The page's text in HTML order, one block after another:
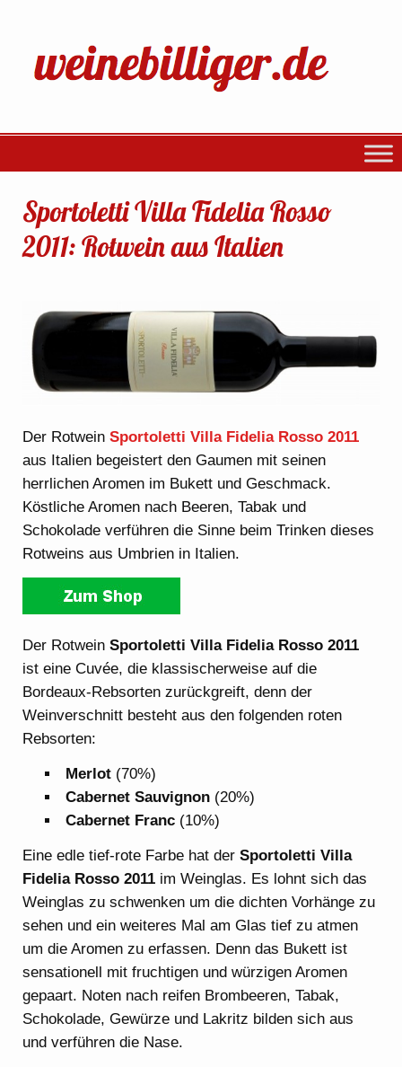
Sportoletti Villa Fidelia Rosso
2011: Rotwein aus Italien
Der RotweinSportoletti Villa Fidelia Rosso 2011
aus Italien begeistert den Gaumen mit seinen
herrlichen Aromen im Bukett und Geschmack.
Köstliche Aromen nach Beeren, Tabak und
Schokolade verführen die Sinne beim Trinken dieses
Rotweins aus Umbrien in Italien.
Der RotweinSportoletti Villa Fidelia Rosso 2011
ist eine Cuvée, die klassischerweise auf die
Bordeaux-Rebsorten zurückgreift, denn der
Weinverschnitt besteht aus den folgenden roten
Rebsorten:
Merlot (70%)
Cabernet Sauvignon (20%)
Cabernet Franc (10%)
Eine edle tief-rote Farbe hat derSportoletti Villa
Fidelia Rosso 2011 im Weinglas. Es lohnt sich das
Weinglas zu schwenken um die dichten Vorhänge zu
sehen und ein weiteres Mal am Glas tief zu atmen
um die Aromen zu erfassen. Denn das Bukett ist
sensationell mit fruchtigen und würzigen Aromen
gepaart. Noten nach reifen Brombeeren, Tabak,
Schokolade, Gewürze und Lakritz bilden sich aus
und verführen die Nase.